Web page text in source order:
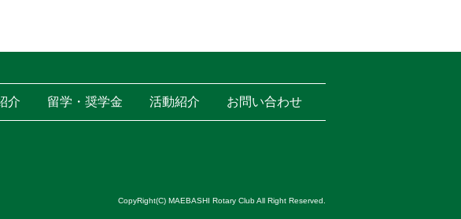
介 留学・奨学金 活動紹介 お問い合わせ
CopyRight(C) MAEBASHI Rotary Club All Right Reserved.